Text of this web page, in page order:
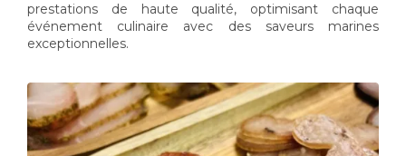
prestations de haute qualité, optimisant chaque
événement culinaire avec des saveurs marines
exceptionnelles.